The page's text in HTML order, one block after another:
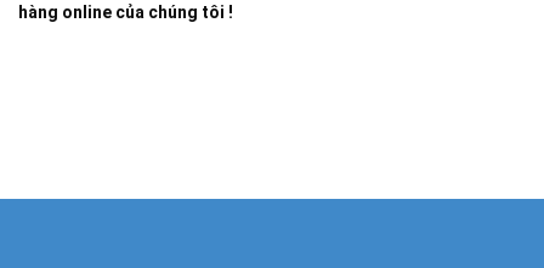
hàng online của chúng tôi !